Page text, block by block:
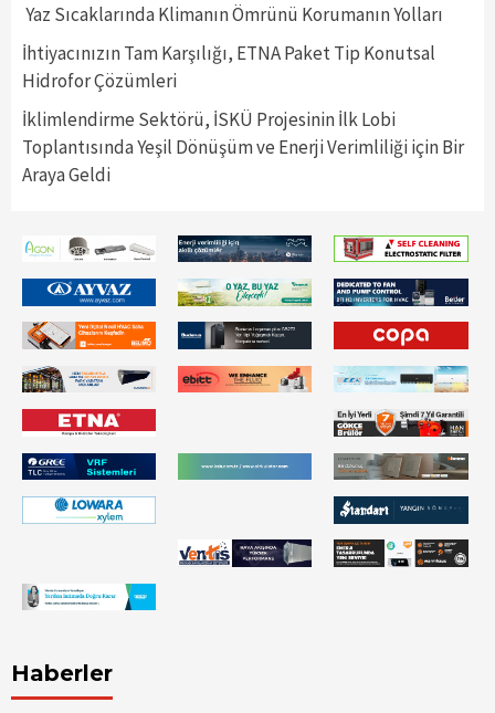
Yaz Sıcaklarında Klimanın Ömrünü Korumanın Yolları
İhtiyacınızın Tam Karşılığı, ETNA Paket Tip Konutsal
Hidrofor Çözümleri
İklimlendirme Sektörü, İSKÜ Projesinin İlk Lobi
Toplantısında Yeşil Dönüşüm ve Enerji Verimliliği için Bir
Araya Geldi
Haberler